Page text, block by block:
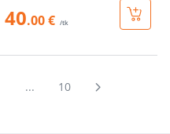
40.00 € /tk
... 10